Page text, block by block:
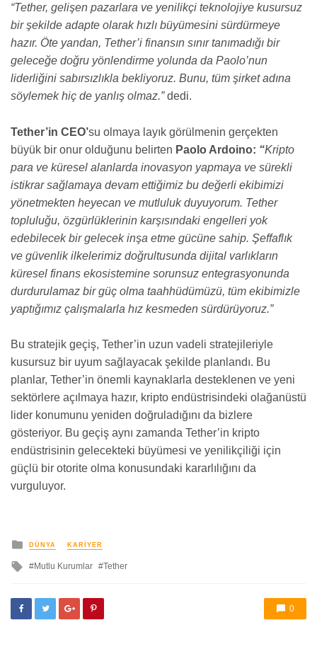
“Tether, gelişen pazarlara ve yenilikçi teknolojiye kusursuz
bir şekilde adapte olarak hızlı büyümesini sürdürmeye
hazır. Öte yandan, Tether’i finansın sınır tanımadığı bir
geleceğe doğru yönlendirme yolunda da Paolo’nun
liderliğini sabırsızlıkla bekliyoruz. Bunu, tüm şirket adına
söylemek hiç de yanlış olmaz.”dedi.
Tether’in CEO’su olmaya layık görülmenin gerçekten
büyük bir onur olduğunu belirten Paolo Ardoino: “Kripto
para ve küresel alanlarda inovasyon yapmaya ve sürekli
istikrar sağlamaya devam ettiğimiz bu değerli ekibimizi
yönetmekten heyecan ve mutluluk duyuyorum. Tether
topluluğu, özgürlüklerinin karşısındaki engelleri yok
edebilecek bir gelecek inşa etme gücüne sahip. Şeffaflık
ve güvenlik ilkelerimiz doğrultusunda dijital varlıkların
küresel finans ekosistemine sorunsuz entegrasyonunda
durdurulamaz bir güç olma taahhüdümüzü, tüm ekibimizle
yaptığımız çalışmalarla hız kesmeden sürdürüyoruz.”
Bu stratejik geçiş, Tether’in uzun vadeli stratejileriyle
kusursuz bir uyum sağlayacak şekilde planlandı. Bu
planlar, Tether’in önemli kaynaklarla desteklenen ve yeni
sektörlere açılmaya hazır, kripto endüstrisindeki olağanüstü
lider konumunu yeniden doğruladığını da bizlere
gösteriyor. Bu geçiş aynı zamanda Tether’in kripto
endüstrisinin gelecekteki büyümesi ve yenilikçiliği için
güçlü bir otorite olma konusundaki kararlılığını da
vurguluyor.
yayınlanan
DÜNYA KARIYER
ileMutlu Kurumlar Tether
0